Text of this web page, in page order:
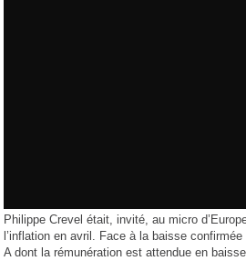
Philippe Crevel était, invité, au micro
l’inflation en avril. Face à la baisse
A dont la rémunération est attendue en